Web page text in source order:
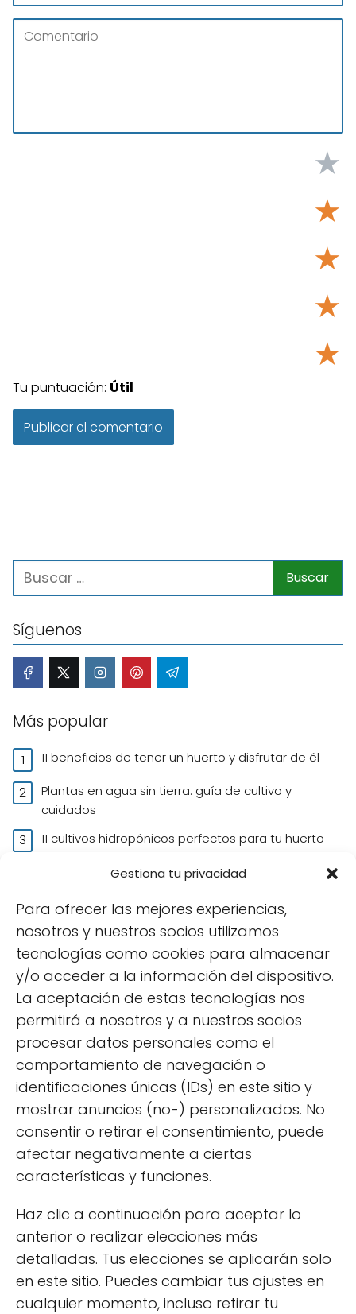
Gestiona tu privacidad
Para ofrecer las mejores experiencias,
nosotros y nuestros socios utilizamos
tecnologías como cookies para almacenar
y/o acceder a la información del dispositivo.
La aceptación de estas tecnologías nos
permitirá a nosotros y a nuestros socios
procesar datos personales como el
comportamiento de navegación o
identificaciones únicas (IDs) en este sitio y
mostrar anuncios (no-) personalizados. No
consentir o retirar el consentimiento, puede
afectar negativamente a ciertas
características y funciones.
Haz clic a continuación para aceptar lo
anterior o realizar elecciones más
detalladas. Tus elecciones se aplicarán solo
en este sitio. Puedes cambiar tus ajustes en
cualquier momento, incluso retirar tu
★
★
★
★
★
Tu puntuación: Útil
Síguenos
Más popular
11 beneficios de tener un huerto y disfrutar de él
Plantas en agua sin tierra: guía de cultivo y
cuidados
11 cultivos hidropónicos perfectos para tu huerto
Tomate azul o tomate morado: características y
usos
10 cultivos para comenzar con tu huerto urbano
Cómo hacer semilleros caseros de forma sencilla
¿Por qué salen hongos en las plantas? Síntomas,
prevención y tratamientos
Cuidados de la Poinsettia o Flor de Pascua en
invierno
Cómo Plantar Pepinos en Vertical: Guía para
Cosechas Gigantes
Cómo hacer un Mini Huerto en casa: Guía paso a
paso para principiantes
Categorías
Accesorios para jardín
Árboles y arbustos
Consejos de jardinería.